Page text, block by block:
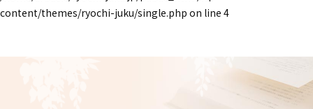
content/themes/ryochi-juku/single.php on line 4